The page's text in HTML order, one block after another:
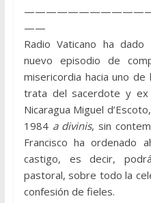
——
Radio Vaticano ha
nuevo episodio de
misericordia hacia uno
trata del sacerdote y
Nicaragua Miguel
1984 a divinis, sin
Francisco ha ordenado
castigo, es decir,
pastoral, sobre todo la
confesión de fieles.